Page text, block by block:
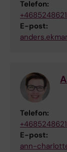
Telefon:
E-post:
Telefon:
E-post:
ann-